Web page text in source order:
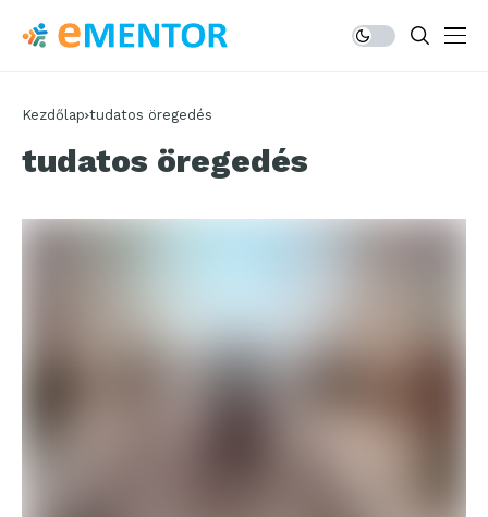
Kezdőlap tudatos öregedés
tudatos öregedés